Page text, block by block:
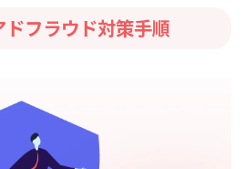
フラウド対策手順